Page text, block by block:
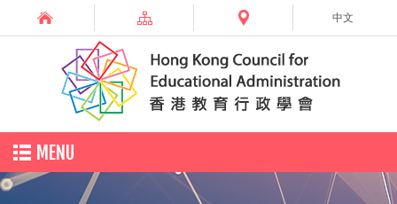
中文
MENU